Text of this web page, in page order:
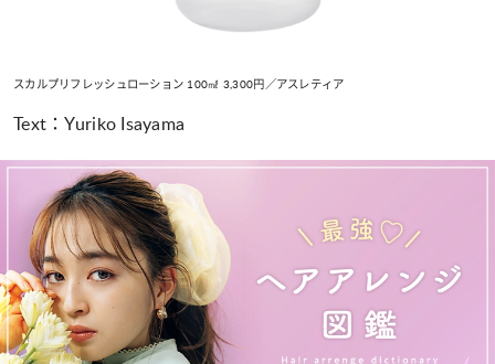
スカルプリフレッシュローション 100㎖ 3,300円／アスレティア
Text：Yuriko Isayama